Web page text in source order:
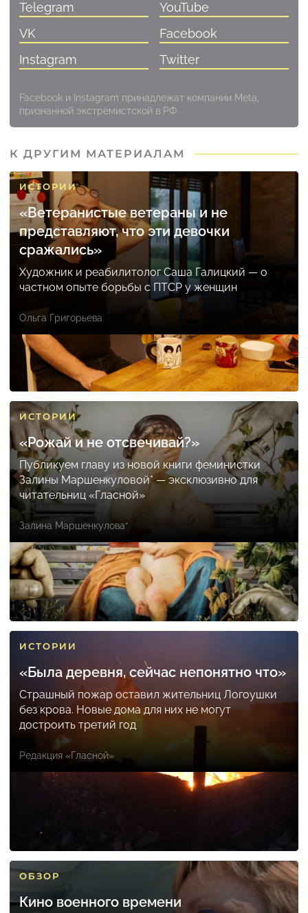
Telegram
YouTube
VK
Facebook
Instagram
Twitter
Facebook и Instagram принадлежат компании Meta,
признанной экстремистской в РФ
К ДРУГИМ МАТЕРИАЛАМ
ИСТОРИИ
«Ветеранистые ветераны и не
представляют, что эти девочки
сражались»
Художник и реабилитолог Саша Галицкий — о
частном опыте борьбы с ПТСР у женщин
Ольга Григорьева
ИСТОРИИ
«Рожай и не отсвечивай?»
Публикуем главу из новой книги феминистки
Залины Маршенкуловой* — эксклюзивно для
читательниц «Гласной»
Залина Маршенкулова*
ИСТОРИИ
«Была деревня, сейчас непонятно что»
Страшный пожар оставил жительниц Логоушки
без крова. Новые дома для них не могут
достроить третий год
Редакция «Гласной»
ОБЗОР
Кино военного времени